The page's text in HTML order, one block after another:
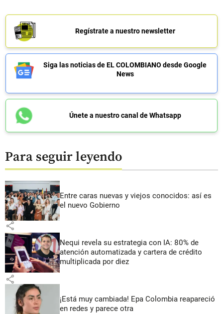
Regístrate a nuestro newsletter
Siga las noticias de EL COLOMBIANO desde Google
News
Únete a nuestro canal de Whatsapp
Para seguir leyendo
Entre caras nuevas y viejos conocidos: así es
el nuevo Gobierno
share
Nequi revela su estrategia con IA: 80% de
atención automatizada y cartera de crédito
multiplicada por diez
share
¡Está muy cambiada! Epa Colombia reapareció
en redes y parece otra